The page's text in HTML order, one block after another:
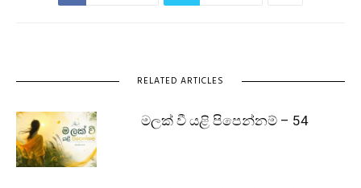
RELATED ARTICLES
මලක් වී යළි පිපෙන්නම් – 54